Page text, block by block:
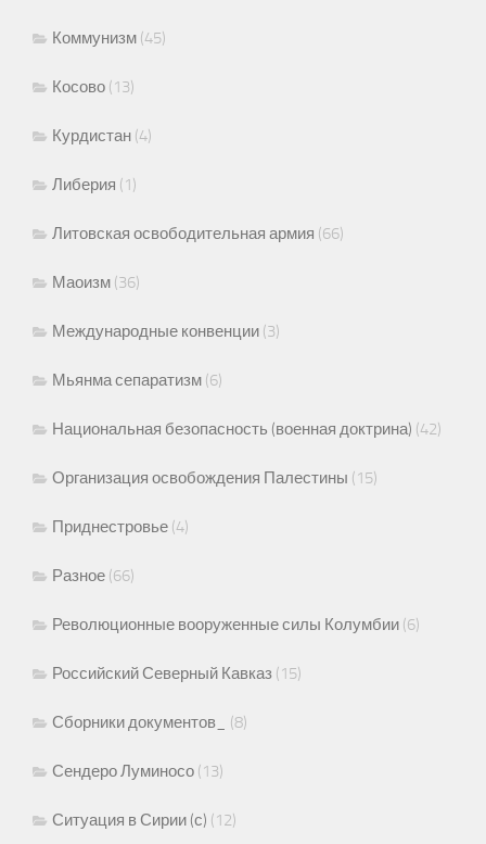
Коммунизм (45)
Косово (13)
Курдистан (4)
Либерия (1)
Литовская освободительная армия (66)
Маоизм (36)
Международные конвенции (3)
Мьянма сепаратизм (6)
Национальная безопасность (военная доктрина) (42)
Организация освобождения Палестины (15)
Приднестровье (4)
Разное (66)
Революционные вооруженные силы Колумбии (6)
Российский Северный Кавказ (15)
Сборники документов_ (8)
Сендеро Луминосо (13)
Ситуация в Сирии (с) (12)